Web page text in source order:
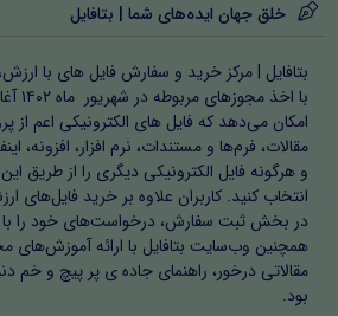
خلق جهان ایده‌های شما | بتافایل
بتافایل | مرکز خرید و سفارش فایل های با
با
امکان می‌دهد که فایل های الکترونیکی اعم از
مقالات، فرم‌ها و مستندات، نرم افزار، افزونه،
و هرگونه فایل الکترونیکی دیگری را از طریق
انتخاب کنید. کاربران علاوه بر خرید فایل‌های
در بخش ثبت سفارش، درخواست‌های خود را با
همچنین وب‌سایت بتافایل با ارائه آموزش‌های
مقالاتی درخور، راهنمای جاده ی پر پیچ و خم
بود.